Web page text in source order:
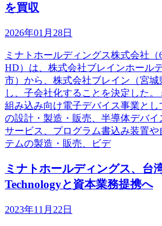
を買収
2026年01月28日
ミナトホールディングス株式会社（
HD）は、株式会社ブレインホール
市）から、株式会社ブレイン（宮
し、子会社化することを決定した。
組み込み向け電子デバイス事業と
の設計・製造・販売、半導体デバ
サービス、プログラム書込み装置
テムの製造・販売、ビデ
ミナトホールディングス、台
Technologyと資本業務提携へ
2023年11月22日